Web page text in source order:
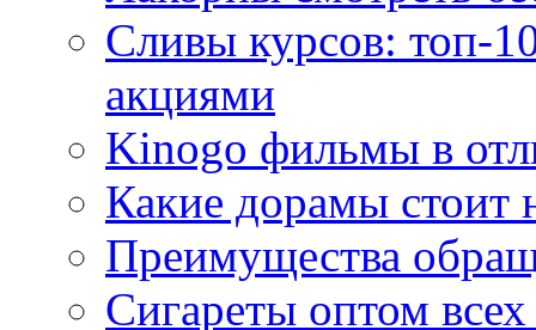
Сливы курсов: топ-
акциями
Kinogo фильмы в
Какие дорамы стоит
Преимущества
Сигареты оптом